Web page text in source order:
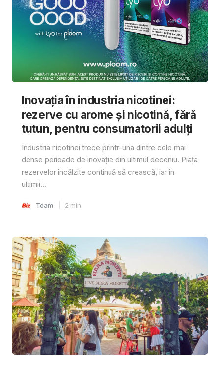
Inovația în industria nicotinei:
rezerve cu arome și nicotină, fără
tutun, pentru consumatorii adulți
Industria nicotinei trece printr-una dintre cele mai
dense perioade de inovație din ultimul deceniu. Piața
rezervelor încălzite continuă să crească, iar în
ultimii...
Team 2 min